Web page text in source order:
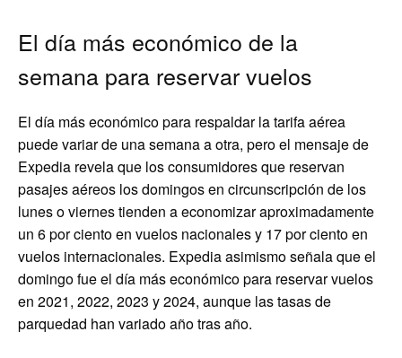
El día más económico de la
semana para reservar vuelos
El día más económico para respaldar la tarifa aérea
puede variar de una semana a otra, pero el mensaje de
Expedia revela que los consumidores que reservan
pasajes aéreos los domingos en circunscripción de los
lunes o viernes tienden a economizar aproximadamente
un 6 por ciento en vuelos nacionales y 17 por ciento en
vuelos internacionales. Expedia asimismo señala que el
domingo fue el día más económico para reservar vuelos
en 2021, 2022, 2023 y 2024, aunque las tasas de
parquedad han variado año tras año.